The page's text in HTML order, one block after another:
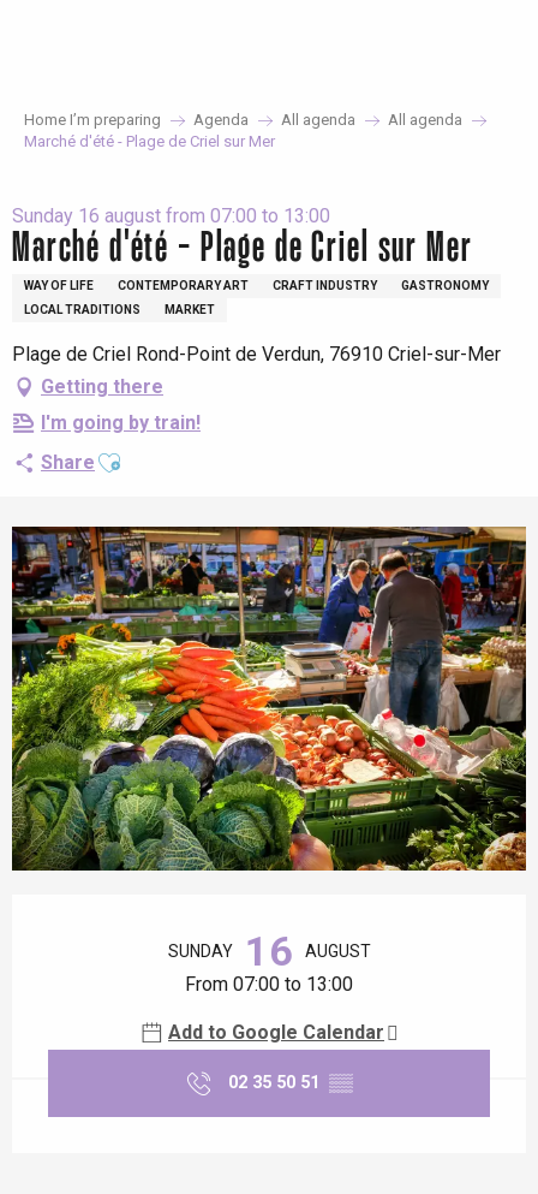
Home I’m preparing Agenda All agenda
All agenda
Marché d'été - Plage de Criel sur Mer
Sunday 16 august from 07:00 to 13:00
Marché d'été - Plage de Criel sur Mer
WAY OF LIFE CONTEMPORARY ART CRAFT INDUSTRY
GASTRONOMY
LOCAL TRADITIONS
MARKET
Plage de Criel Rond-Point de Verdun, 76910 Criel-sur-Mer
Getting there
I'm going by train!
Share Ajouter aux favoris
SUNDAY 16 AUGUST
From 07:00 to 13:00
Add to Google Calendar
02 35 50 51 ▒▒